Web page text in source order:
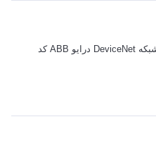
ماژول ارتباط شبکه DeviceNet درایو ABB کد